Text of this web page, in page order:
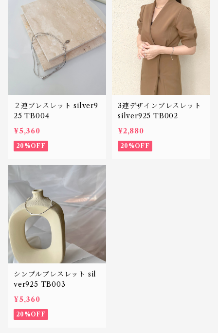
２連ブレスレット silver9
25 TB004
¥5,360
20%OFF
3連デザインブレスレット
silver925 TB002
¥2,880
20%OFF
シンプルブレスレット sil
ver925 TB003
¥5,360
20%OFF